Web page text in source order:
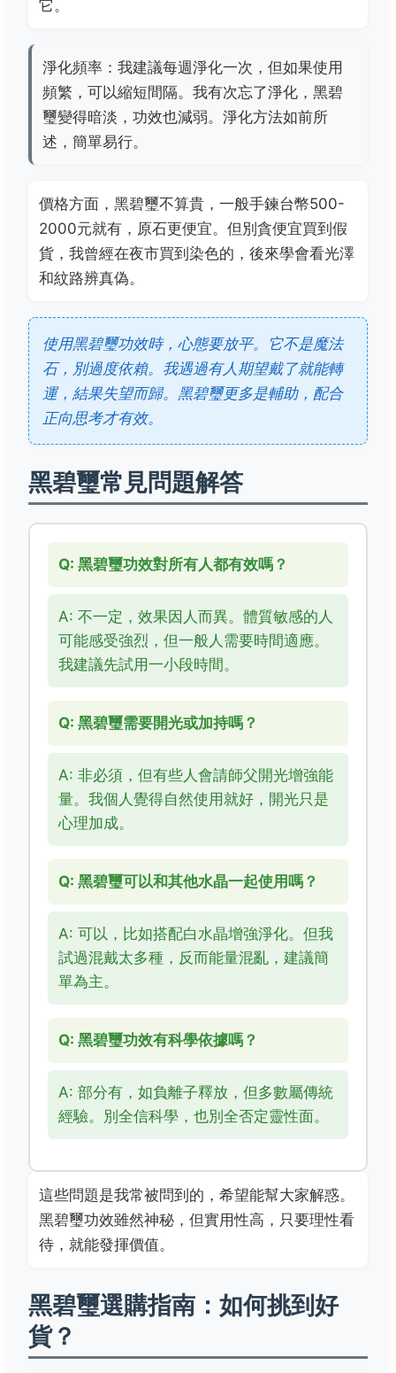
它。
淨化頻率：我建議每週淨化一次，但如果使用
頻繁，可以縮短間隔。我有次忘了淨化，黑碧
璽變得暗淡，功效也減弱。淨化方法如前所
述，簡單易行。
價格方面，黑碧璽不算貴，一般手鍊台幣500-
2000元就有，原石更便宜。但別貪便宜買到假
貨，我曾經在夜市買到染色的，後來學會看光澤
和紋路辨真偽。
使用黑碧璽功效時，心態要放平。它不是魔法
石，別過度依賴。我遇過有人期望戴了就能轉
運，結果失望而歸。黑碧璽更多是輔助，配合
正向思考才有效。
黑碧璽常見問題解答
Q: 黑碧璽功效對所有人都有效嗎？
A: 不一定，效果因人而異。體質敏感的人
可能感受強烈，但一般人需要時間適應。
我建議先試用一小段時間。
Q: 黑碧璽需要開光或加持嗎？
A: 非必須，但有些人會請師父開光增強能
量。我個人覺得自然使用就好，開光只是
心理加成。
Q: 黑碧璽可以和其他水晶一起使用嗎？
A: 可以，比如搭配白水晶增強淨化。但我
試過混戴太多種，反而能量混亂，建議簡
單為主。
Q: 黑碧璽功效有科學依據嗎？
A: 部分有，如負離子釋放，但多數屬傳統
經驗。別全信科學，也別全否定靈性面。
這些問題是我常被問到的，希望能幫大家解惑。
黑碧璽功效雖然神秘，但實用性高，只要理性看
待，就能發揮價值。
黑碧璽選購指南：如何挑到好
貨？